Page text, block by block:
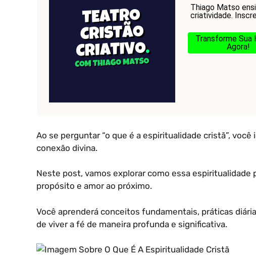
Thiago Matso
criatividade.
Transforme Sua
Agora!
Ao se perguntar “o que é a espiritualidade cristã”,
conexão divina.
Neste post, vamos explorar como essa espiritualidade
propósito e amor ao próximo.
Você aprenderá conceitos fundamentais, práticas
de viver a fé de maneira profunda e significativa.